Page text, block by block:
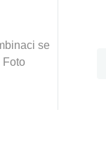
se
Foto